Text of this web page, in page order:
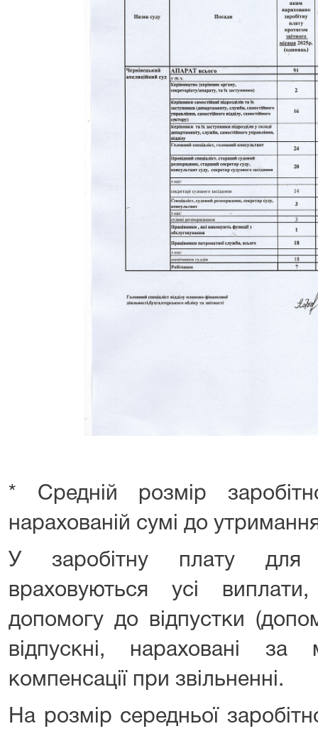
* Средній розмір
нарахованій сумі до
У заробітну плату для
враховуються усі
допомогу до відпустки
відпускні, нараховані за
компенсації при звільненні.
На розмір середньої